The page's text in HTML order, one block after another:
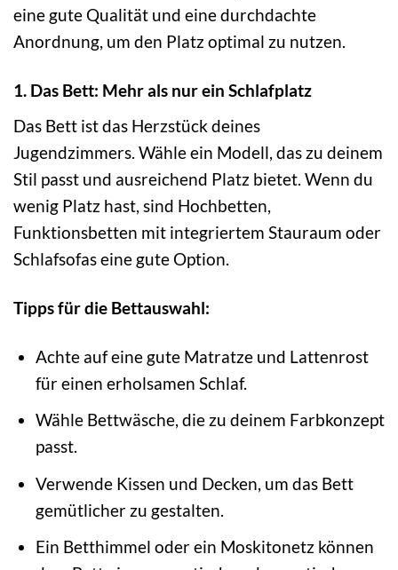
eine gute Qualität und eine durchdachte
Anordnung, um den Platz optimal zu nutzen.
1. Das Bett: Mehr als nur ein Schlafplatz
Das Bett ist das Herzstück deines
Jugendzimmers. Wähle ein Modell, das zu deinem
Stil passt und ausreichend Platz bietet. Wenn du
wenig Platz hast, sind Hochbetten,
Funktionsbetten mit integriertem Stauraum oder
Schlafsofas eine gute Option.
Tipps für die Bettauswahl:
Achte auf eine gute Matratze und Lattenrost
für einen erholsamen Schlaf.
Wähle Bettwäsche, die zu deinem Farbkonzept
passt.
Verwende Kissen und Decken, um das Bett
gemütlicher zu gestalten.
Ein Betthimmel oder ein Moskitonetz können